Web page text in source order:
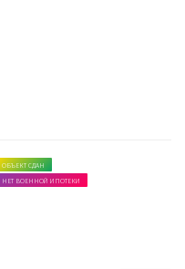
ОБЪЕКТ СДАН
НЕТ ВОЕННОЙ ИПОТЕКИ